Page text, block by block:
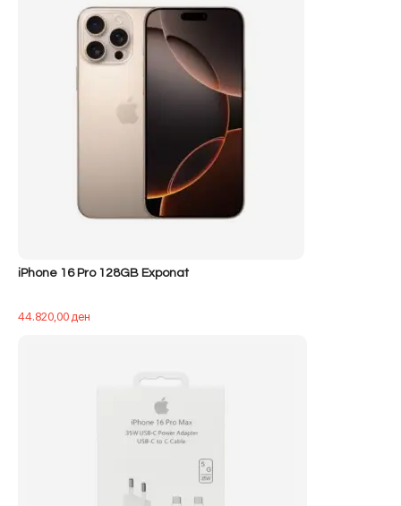
iPhone 16 Pro 128GB Exponat
44.820,00ден